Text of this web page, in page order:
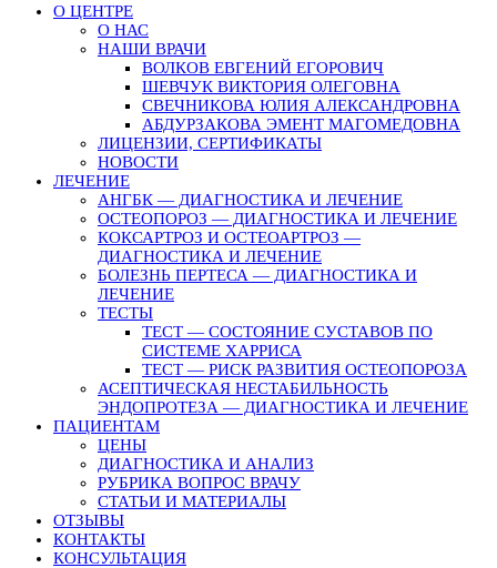
О ЦЕНТРЕ
О НАС
НАШИ ВРАЧИ
ВОЛКОВ ЕВГЕНИЙ ЕГОРОВИЧ
ШЕВЧУК ВИКТОРИЯ ОЛЕГОВНА
СВЕЧНИКОВА ЮЛИЯ АЛЕКСАНДРОВНА
АБДУРЗАКОВА ЭМЕНТ МАГОМЕДОВНА
ЛИЦЕНЗИИ, СЕРТИФИКАТЫ
НОВОСТИ
ЛЕЧЕНИЕ
АНГБК — ДИАГНОСТИКА И ЛЕЧЕНИЕ
ОСТЕОПОРОЗ — ДИАГНОСТИКА И ЛЕЧЕНИЕ
КОКСАРТРОЗ И ОСТЕОАРТРОЗ —
ДИАГНОСТИКА И ЛЕЧЕНИЕ
БОЛЕЗНЬ ПЕРТЕСА — ДИАГНОСТИКА И
ЛЕЧЕНИЕ
ТЕСТЫ
ТЕСТ — СОСТОЯНИЕ СУСТАВОВ ПО
СИСТЕМЕ ХАРРИСА
ТЕСТ — РИСК РАЗВИТИЯ ОСТЕОПОРОЗА
АСЕПТИЧЕСКАЯ НЕСТАБИЛЬНОСТЬ
ЭНДОПРОТЕЗА — ДИАГНОСТИКА И ЛЕЧЕНИЕ
ПАЦИЕНТАМ
ЦЕНЫ
ДИАГНОСТИКА И АНАЛИЗ
РУБРИКА ВОПРОС ВРАЧУ
СТАТЬИ И МАТЕРИАЛЫ
ОТЗЫВЫ
КОНТАКТЫ
КОНСУЛЬТАЦИЯ